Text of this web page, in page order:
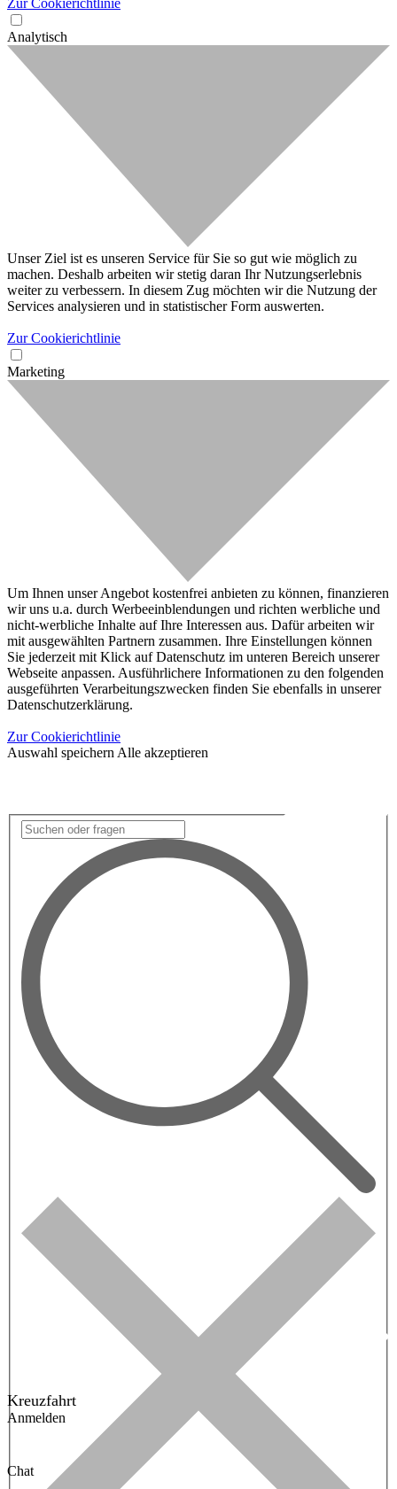
Zur Cookierichtlinie
Analytisch
Unser Ziel ist es unseren Service für Sie so gut wie möglich zu
machen. Deshalb arbeiten wir stetig daran Ihr Nutzungserlebnis
weiter zu verbessern. In diesem Zug möchten wir die Nutzung der
Services analysieren und in statistischer Form auswerten.
Zur Cookierichtlinie
Marketing
Um Ihnen unser Angebot kostenfrei anbieten zu können, finanzieren
wir uns u.a. durch Werbeeinblendungen und richten werbliche und
nicht-werbliche Inhalte auf Ihre Interessen aus. Dafür arbeiten wir
mit ausgewählten Partnern zusammen. Ihre Einstellungen können
Sie jederzeit mit Klick auf Datenschutz im unteren Bereich unserer
Webseite anpassen. Ausführlichere Informationen zu den folgenden
ausgeführten Verarbeitungszwecken finden Sie ebenfalls in unserer
Datenschutzerklärung.
Zur Cookierichtlinie
Auswahl speichern Alle akzeptieren
Kreuzfahrt
Anmelden
Chat